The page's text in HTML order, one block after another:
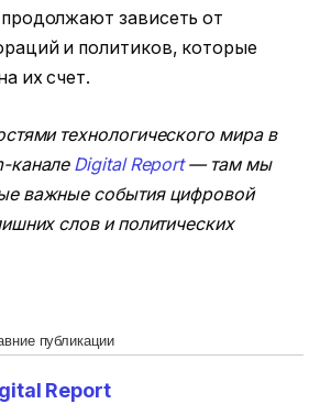
зависеть от
и политиков, которые
их счет.
технологического мира в
канале Digital Report— там мы
важные события цифровой
слов и политических
публикации
Report